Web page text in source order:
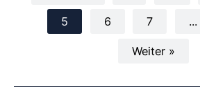
5 6 7 ...
Weiter »